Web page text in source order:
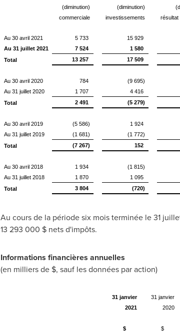
(diminution)
(diminution)
commerciale
investissements résultat
Au 30 avril 2021 5 733 15 929
Au 31 juillet 2021
7 524 1 580
Total
13 257 17 509
Au 30 avril 2020 784 (9 695)
Au 31 juillet 2020
1 707 4 416
Total
2 491 (5 279)
Au 30 avril 2019 (5 586) 1 924
Au 31 juillet 2019
(1 681) (1 772)
Total
(7 267) 152
Au 30 avril 2018 1 934 (1 815)
Au 31 juillet 2018
1 870 1 095
Total
3 804 (720)
Au cours de la période six mois terminée le 31
13 293 000 $ nets d'impôts.
Informations financières annuelles
(en milliers de $, sauf les données par action)
31 janvier
2021
31 janvier
2020
$
$